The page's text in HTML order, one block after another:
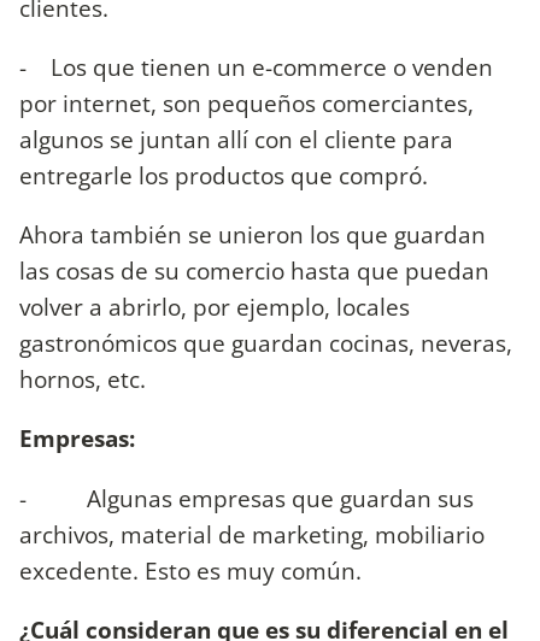
clientes.
- Los que tienen un e-commerce o venden
por internet, son pequeños comerciantes,
algunos se juntan allí con el cliente para
entregarle los productos que compró.
Ahora también se unieron los que guardan
las cosas de su comercio hasta que puedan
volver a abrirlo, por ejemplo, locales
gastronómicos que guardan cocinas, neveras,
hornos, etc.
Empresas:
- Algunas empresas que guardan sus
archivos, material de marketing, mobiliario
excedente. Esto es muy común.
¿Cuál consideran que es su diferencial en el